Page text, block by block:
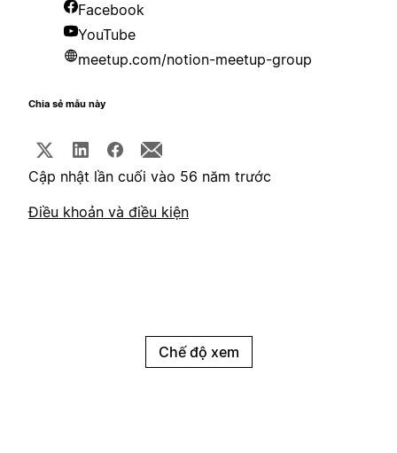
Facebook
YouTube
meetup.com/notion-meetup-group
Chia sẻ mẫu này
Cập nhật lần cuối vào 56 năm trước
Điều khoản và điều kiện
Chế độ xem